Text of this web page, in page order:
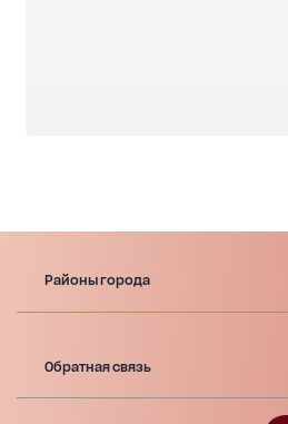
Районы города
Обратная связь